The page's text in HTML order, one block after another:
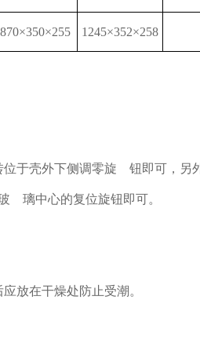
870×350×255 1245×352×258
于壳外下侧调零旋 钮即可，另
璃中心的复位旋钮即可。
放在干燥处防止受潮。